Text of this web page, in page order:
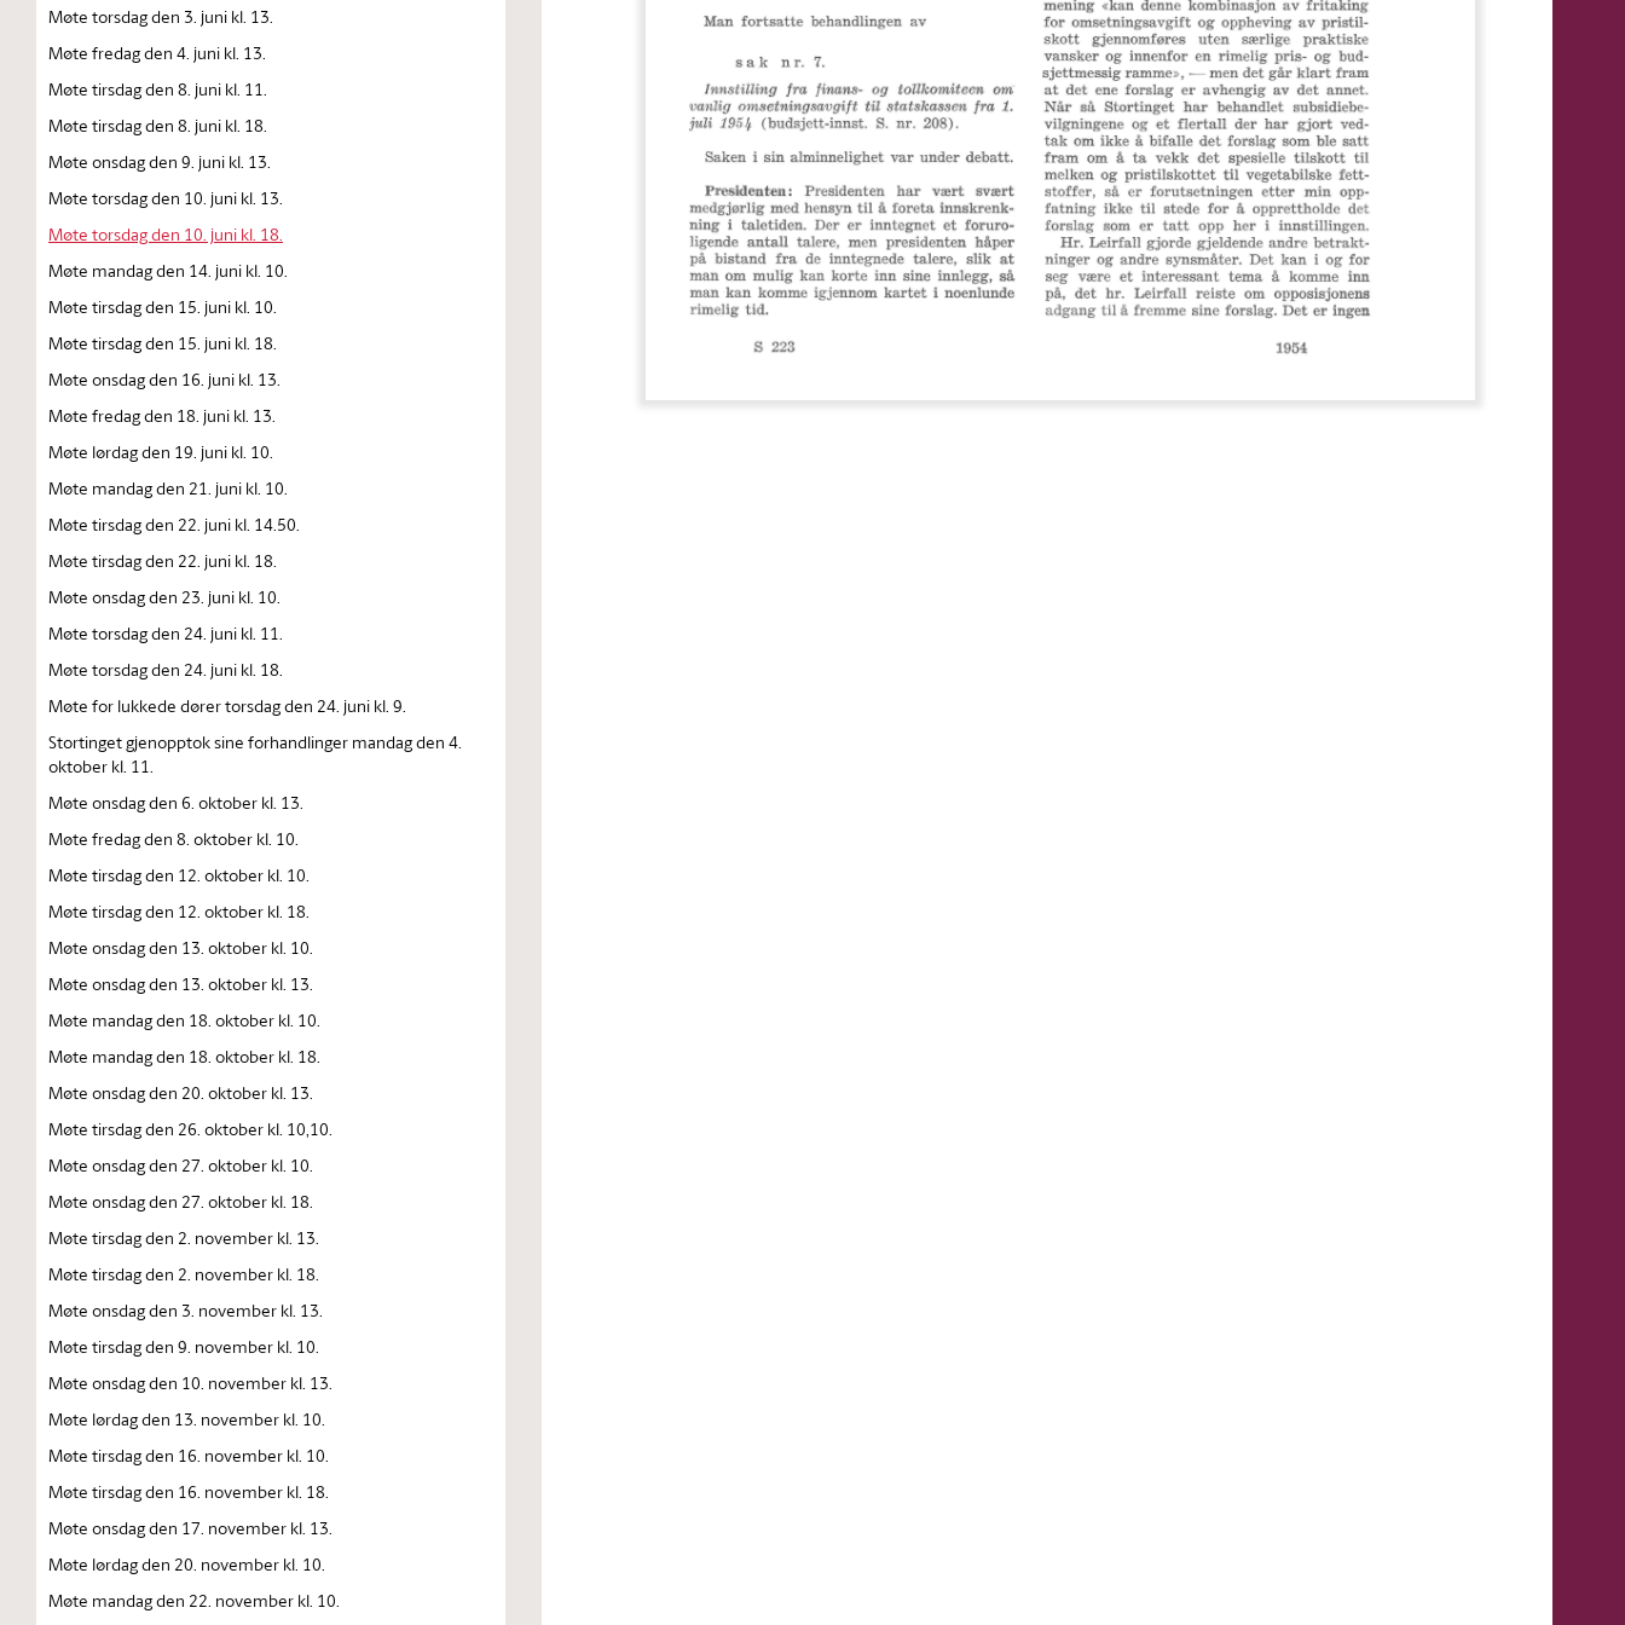
Møte torsdag den 3. juni kl. 13.
Møte fredag den 4. juni kl. 13.
Møte tirsdag den 8. juni kl. 11.
Møte tirsdag den 8. juni kl. 18.
Møte onsdag den 9. juni kl. 13.
Møte torsdag den 10. juni kl. 13.
Møte torsdag den 10. juni kl. 18.
Møte mandag den 14. juni kl. 10.
Møte tirsdag den 15. juni kl. 10.
Møte tirsdag den 15. juni kl. 18.
Møte onsdag den 16. juni kl. 13.
Møte fredag den 18. juni kl. 13.
Møte lørdag den 19. juni kl. 10.
Møte mandag den 21. juni kl. 10.
Møte tirsdag den 22. juni kl. 14.50.
Møte tirsdag den 22. juni kl. 18.
Møte onsdag den 23. juni kl. 10.
Møte torsdag den 24. juni kl. 11.
Møte torsdag den 24. juni kl. 18.
Møte for lukkede dører torsdag den 24. juni kl. 9.
Stortinget gjenopptok sine forhandlinger mandag den 4.
oktober kl. 11.
Møte onsdag den 6. oktober kl. 13.
Møte fredag den 8. oktober kl. 10.
Møte tirsdag den 12. oktober kl. 10.
Møte tirsdag den 12. oktober kl. 18.
Møte onsdag den 13. oktober kl. 10.
Møte onsdag den 13. oktober kl. 13.
Møte mandag den 18. oktober kl. 10.
Møte mandag den 18. oktober kl. 18.
Møte onsdag den 20. oktober kl. 13.
Møte tirsdag den 26. oktober kl. 10,10.
Møte onsdag den 27. oktober kl. 10.
Møte onsdag den 27. oktober kl. 18.
Møte tirsdag den 2. november kl. 13.
Møte tirsdag den 2. november kl. 18.
Møte onsdag den 3. november kl. 13.
Møte tirsdag den 9. november kl. 10.
Møte onsdag den 10. november kl. 13.
Møte lørdag den 13. november kl. 10.
Møte tirsdag den 16. november kl. 10.
Møte tirsdag den 16. november kl. 18.
Møte onsdag den 17. november kl. 13.
Møte lørdag den 20. november kl. 10.
Møte mandag den 22. november kl. 10.